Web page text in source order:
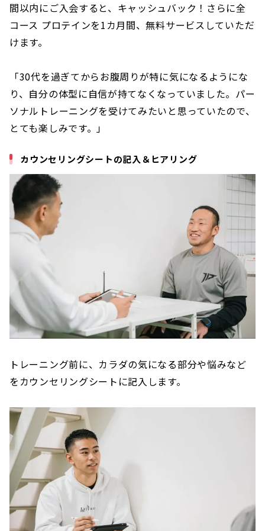
間以内にご入会すると、キャッシュバック！さらに全
コース プロテインを1カ月間、無料サービスしていただ
けます。
「30代を過ぎてからお腹周りが特に気になるようにな
り、自分の体型に自信が持てなくなっていました。パー
ソナルトレーニングを受けてみたいと思っていたので、
とても楽しみです。」
カウンセリングシートの記入＆ヒアリング
トレーニング前に、カラダの気になる部分や悩みなど
をカウンセリングシートに記入します。